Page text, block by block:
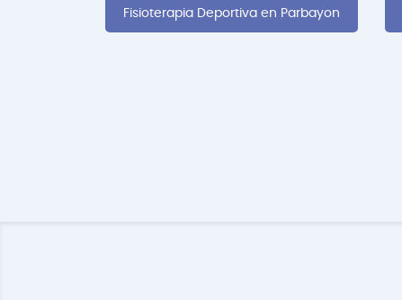
Fisioterapia Deportiva en Parbayon